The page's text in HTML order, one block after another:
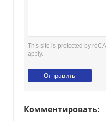
This site is protected by
apply.
Комментировать: